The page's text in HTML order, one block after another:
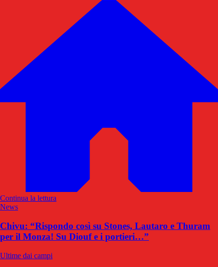
Continua la lettura
News
Chivu: “Rispondo così su Stones, Lautaro e Thuram
per il Monza! Su Diouf e i portieri…”
Ultime dai campi